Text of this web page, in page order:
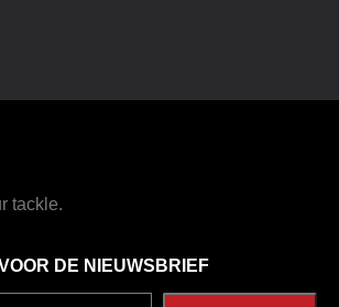
tackle.
DE NIEUWSBRIEF